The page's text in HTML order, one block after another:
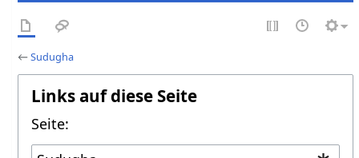
←Sudugha
Links auf diese Seite
Seite: